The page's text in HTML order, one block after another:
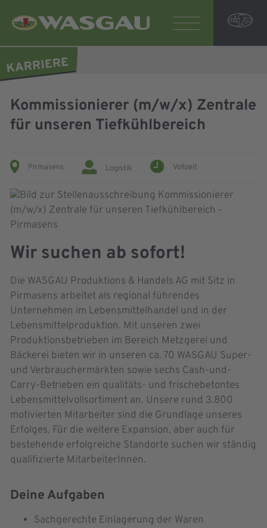
Kommissionierer (m/w/x) Zentrale
für unseren Tiefkühlbereich
Pirmasens Logistik Vollzeit
Wir suchen ab sofort!
Die WASGAU Produktions & Handels AG mit Sitz in
Pirmasens arbeitet als regional führendes
Unternehmen im Lebensmittelhandel und in der
Lebensmittelproduktion. Mit unseren zwei
Produktionsbetrieben im Bereich Metzgerei und
Bäckerei bieten wir in unseren ca. 70 WASGAU Super-
und Verbrauchermärkten sowie sechs Cash-und-
Carry-Betrieben ein qualitäts- und frischebetontes
Lebensmittelvollsortiment an. Unsere rund 3.800
motivierten Mitarbeiter sind die Grundlage unseres
Erfolges. Für die weitere Expansion, aber auch für
bestehende erfolgreiche Standorte suchen wir ständig
qualifizierte MitarbeiterInnen.
Deine Aufgaben
Sachgerechte Einlagerung der Waren